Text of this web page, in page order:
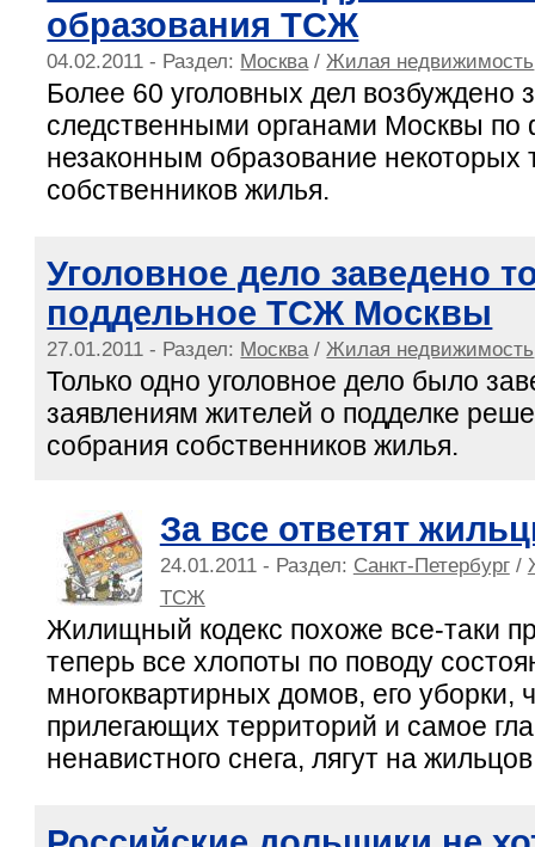
образования ТСЖ
04.02.2011 - Раздел: Москва / Жилая недвижимость
Более 60 уголовных дел возбуждено
следственными органами Москвы по
незаконным образование некоторых
собственников жилья.
Уголовное дело заведено
поддельное ТСЖ Москвы
27.01.2011 - Раздел: Москва / Жилая недвижимость
Только одно уголовное дело было
заявлениям жителей о подделке
собрания собственников жилья.
За все ответят
24.01.2011 - Раздел: Санкт-Петербург/
ТСЖ
Жилищный кодекс похоже все-таки
теперь все хлопоты по поводу
многоквартирных домов, его уборки,
прилегающих территорий и самое
ненавистного снега, лягут на